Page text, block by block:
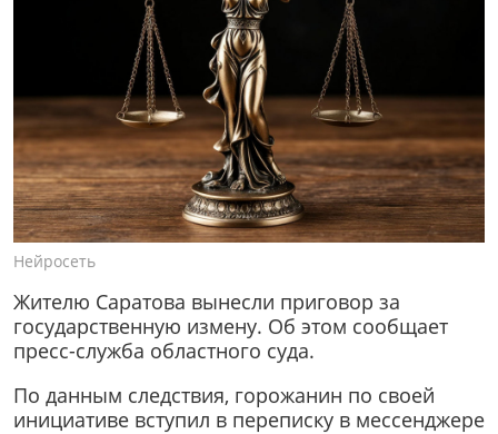
Нейросеть
Жителю Саратова вынесли приговор за
государственную измену. Об этом сообщает
пресс-служба областного суда.
По данным следствия, горожанин по своей
инициативе вступил в переписку в мессенджере